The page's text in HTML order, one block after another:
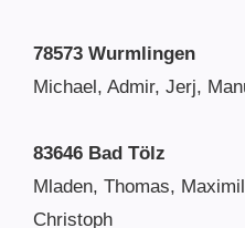
78573 Wurmlingen
Michael, Admir, Jerj,
83646 Bad Tölz
Mladen, Thomas,
Christoph